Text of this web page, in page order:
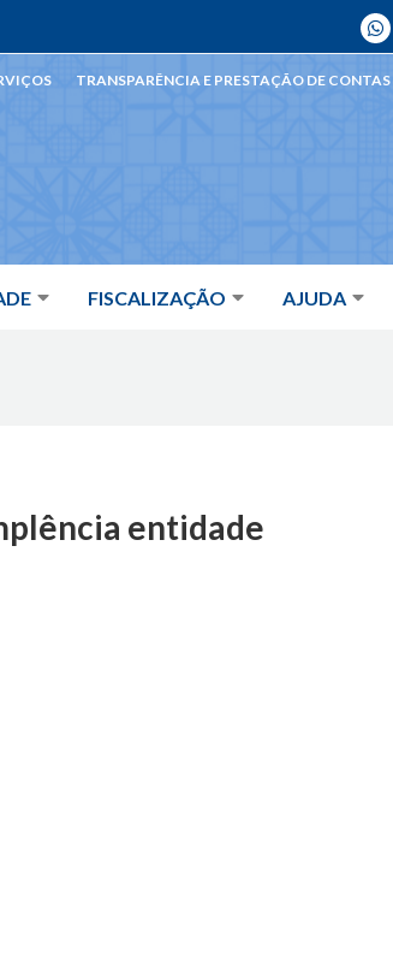
FISCALIZAÇÃO AJUDA
TRANSPARÊNCIA E PRESTAÇÃO DE CONTAS
entidade